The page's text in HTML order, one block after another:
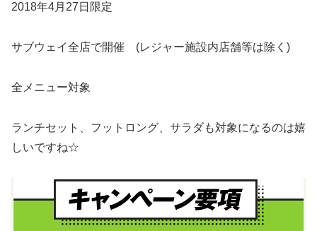
2018年4月27日限定
サブウェイ全店で開催 (レジャー施設内店舗等は除く)
全メニュー対象
ランチセット、フットロング、サラダも対象になるのは嬉
しいですね☆